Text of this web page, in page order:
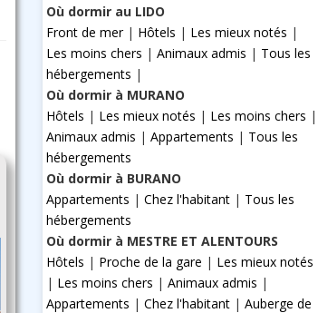
Où dormir au LIDO
Front de mer| Hôtels | Les mieux notés |
Les moins chers | Animaux admis | Tous les
hébergements |
Où dormir à MURANO
Hôtels | Les mieux notés | Les moins chers |
Animaux admis | Appartements | Tous les
hébergements
Où dormir à BURANO
Appartements | Chez l'habitant| Tous les
hébergements
Où dormir à MESTRE ET ALENTOURS
Hôtels | Proche de la gare | Les mieux notés
| Les moins chers | Animaux admis |
Appartements | Chez l'habitant| Auberge de